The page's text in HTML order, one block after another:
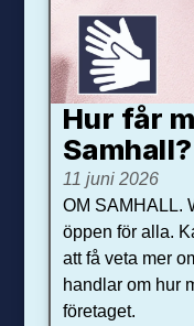
Hur får
Samhall?
11 juni 2026
OM SAMHALL.
öppen för alla.
att få veta mer
handlar om hur
företaget.